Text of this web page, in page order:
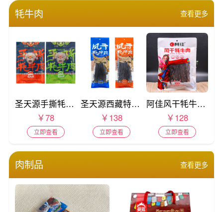
牦牛肉 查看更多
圣天源手撕牦牛肉西藏特产牛肉干200g袋装
￥78
立即查看
圣天源西藏特产风干手撕厚切牦牛肉香辣五香肉干熟食袋装500g
￥138
立即查看
阿佳风干牦牛肉248g袋装
￥128
立即查看
肉制品 查看更多